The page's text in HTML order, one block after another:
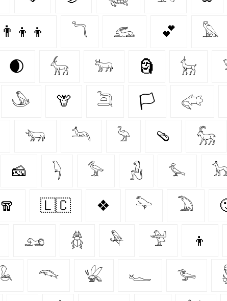
👨‍👦‍👦 𓆓 𓃹 💕 𓅓
🌒 𓃲 𓃽 🗿 𓃴
𓅇 🦒 𓆖 🏳 𓅾
𓃓 𓃢 𓅦 🩴 𓃵
🧀 𓆐 𓅞 𓃻 𓅙
🧣 🇱🇨 ❖ 𓅍 𓅐
𓃭 𓆣 𓅆 𓅴 👦
𓆘 𓆞 𓆤 𓆑 𓅧